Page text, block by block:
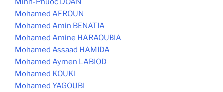
Minh-Phuoc DOAN
Mohamed AFROUN
Mohamed Amin BENATIA
Mohamed Amine HARAOUBIA
Mohamed Assaad HAMIDA
Mohamed Aymen LABIOD
Mohamed KOUKI
Mohamed YAGOUBI